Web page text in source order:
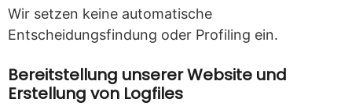
Wir setzen keine automatische
Entscheidungsfindung oder Profiling ein.
Bereitstellung unserer Website und
Erstellung von Logfiles